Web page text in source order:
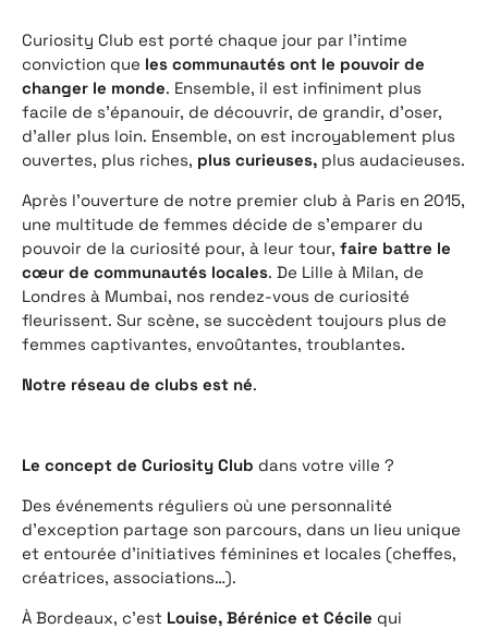
Curiosity Club est porté chaque jour par l’intime
conviction que les communautés ont le pouvoir de
changer le monde. Ensemble, il est infiniment plus
facile de s’épanouir, de découvrir, de grandir, d’oser,
d’aller plus loin. Ensemble, on est incroyablement plus
ouvertes, plus riches, plus curieuses, plus audacieuses.
Après l’ouverture de notre premier club à Paris en 2015,
une multitude de femmes décide de s’emparer du
pouvoir de la curiosité pour, à leur tour, faire battre le
cœur de communautés locales. De Lille à Milan, de
Londres à Mumbai, nos rendez-vous de curiosité
fleurissent. Sur scène, se succèdent toujours plus de
femmes captivantes, envoûtantes, troublantes.
Notre réseau de clubs est né.
Le concept de Curiosity Club dans votre ville ?
Des événements réguliers où une personnalité
d’exception partage son parcours, dans un lieu unique
et entourée d’initiatives féminines et locales (cheffes,
créatrices, associations…).
À Bordeaux, c’est Louise, Bérénice et Cécile qui